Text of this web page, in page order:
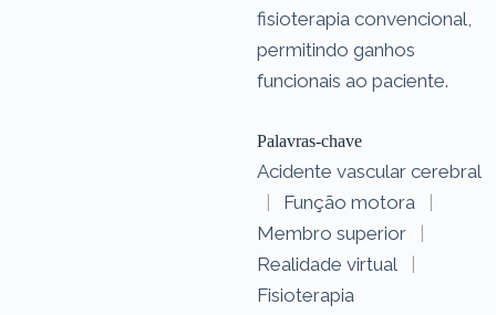
fisioterapia convencional,
permitindo ganhos
funcionais ao paciente.
Palavras-chave
Acidente vascular cerebral
|
Função motora
|
Membro superior
|
Realidade virtual
|
Fisioterapia